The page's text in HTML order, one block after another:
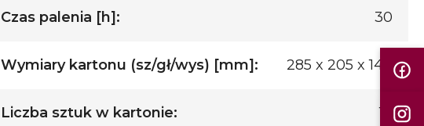
Czas palenia [h]: 30
Wymiary kartonu (sz/gł/wys) [mm]: 285 x 205 x 140
Liczba sztuk w kartonie: 12